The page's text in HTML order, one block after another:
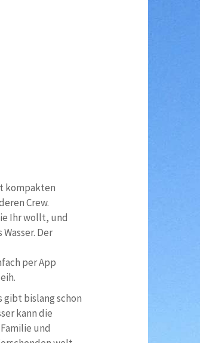
kompakten
Crew.
Ihr wollt, und
Der
per App
gibt bislang schon
kann die
und